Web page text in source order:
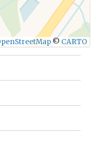
© CARTO